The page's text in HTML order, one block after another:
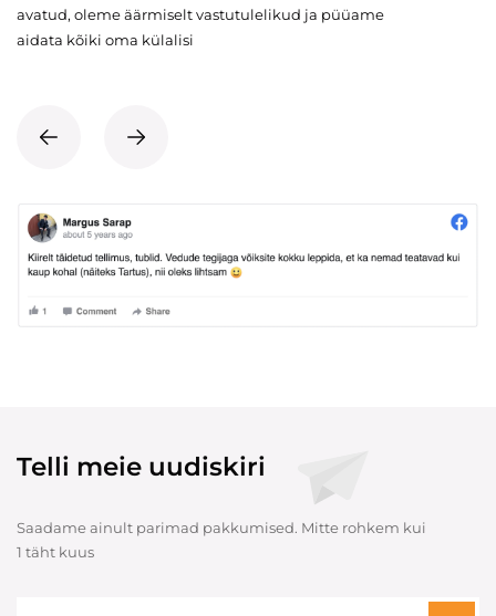
avatud, oleme äärmiselt vastutulelikud ja püüame
aidata kõiki oma külalisi
Telli meie uudiskiri
Saadame ainult parimad pakkumised. Mitte rohkem kui
1 täht kuus